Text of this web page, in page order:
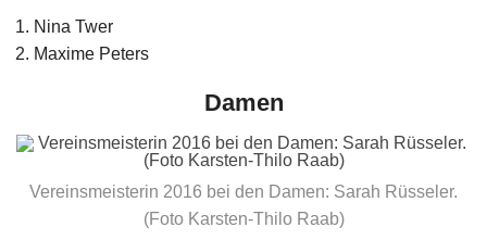
Nina Twer
Maxime Peters
Damen
Vereinsmeisterin 2016 bei den Damen: Sarah Rüsseler.
(Foto Karsten-Thilo Raab)